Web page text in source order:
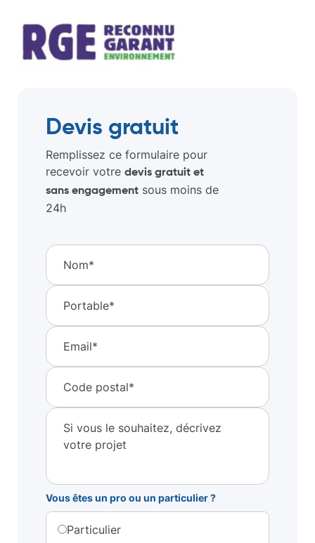
Devis gratuit
Remplissez ce formulaire pour
recevoir votre devis gratuit et
sans engagement sous moins de
24h
Vous êtes un pro ou un particulier ?
Particulier